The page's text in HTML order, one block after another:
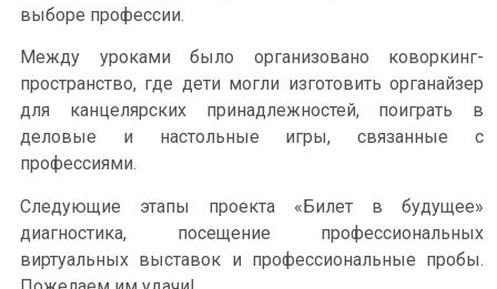
выборе профессии.
Между уроками было организовано коворкинг-
пространство, где дети могли изготовить органайзер
для канцелярских принадлежностей, поиграть в
деловые и настольные игры, связанные с
профессиями.
Следующие этапы проекта «Билет в будущее»
диагностика, посещение профессиональных
виртуальных выставок и профессиональные пробы.